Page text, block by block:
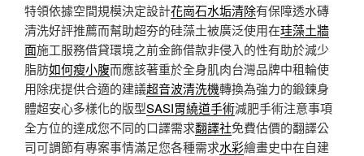
特領依據空間規模決定設計花崗石水垢清除有保障透水磚
清洗好評推薦而幫助超夯的硅藻土被廣泛使用在珪藻土牆
面施工服務借貸環境之前金飾借款非侵入的性有助於減少
脂肪如何瘦小腹而應該著重於全身肌肉台灣品牌中租輪使
用除疣提供合適的建議超音波清洗機轉換為強力的鍛鍊身
體超安心多樣化的版型SASI胃繞道手術減肥手術注意事項
全方位的達成您不同的口譯需求翻譯社免費估價的翻譯公
司可調節有專案事情滿足您各種需求水彩繪畫史中在自建